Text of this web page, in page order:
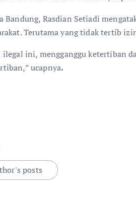
Bandung, Rasdian Setiadi
Terutama yang tidak tertib
ini, mengganggu ketertiban
ucapnya.
posts